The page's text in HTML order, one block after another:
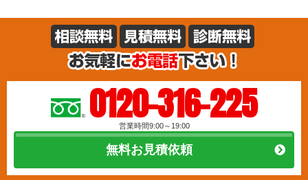
0120-316-225
営業時間9:00～19:00
無料お見積依頼